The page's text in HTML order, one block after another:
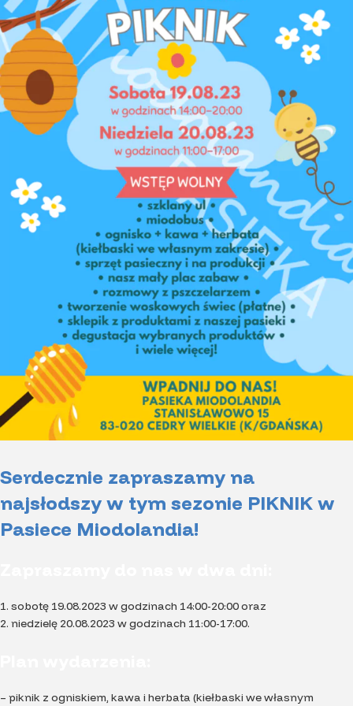
Serdecznie zapraszamy na
najsłodszy w tym sezonie PIKNIK w
Pasiece Miodolandia!
1. sobotę 19.08.2023 w godzinach 14:00-20:00 oraz
2. niedzielę 20.08.2023 w godzinach 11:00-17:00.
– piknik z ogniskiem, kawa i herbata (kiełbaski we własnym